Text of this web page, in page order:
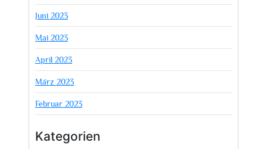
Juni 2023
Mai 2023
April 2023
März 2023
Februar 2023
Kategorien